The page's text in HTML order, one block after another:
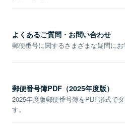
よくあるご質問・お問い合わせ
郵便番号に関するさまざまな疑問にお
郵便番号簿PDF（2025年度版）
2025年度版郵便番号簿をPDF形式で
す。